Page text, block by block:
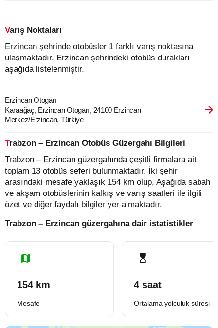
Varış Noktaları
Erzincan şehrinde otobüsler 1 farklı varış noktasına
ulaşmaktadır. Erzincan şehrindeki otobüs durakları
aşağıda listelenmiştir.
Erzincan Otogarı
Karaağaç, Erzincan Otogarı, 24100 Erzincan
Merkez/Erzincan, Türkiye
Trabzon – Erzincan Otobüs Güzergahı Bilgileri
Trabzon – Erzincan güzergahında çeşitli firmalara ait
toplam 13 otobüs seferi bulunmaktadır. İki şehir
arasındaki mesafe yaklaşık 154 km olup, Aşağıda sabah
ve akşam otobüslerinin kalkış ve varış saatleri ile ilgili
özet ve diğer faydalı bilgiler yer almaktadır.
Trabzon – Erzincan güzergahına dair istatistikler
154 km
Mesafe
4 saat
Ortalama yolculuk süresi